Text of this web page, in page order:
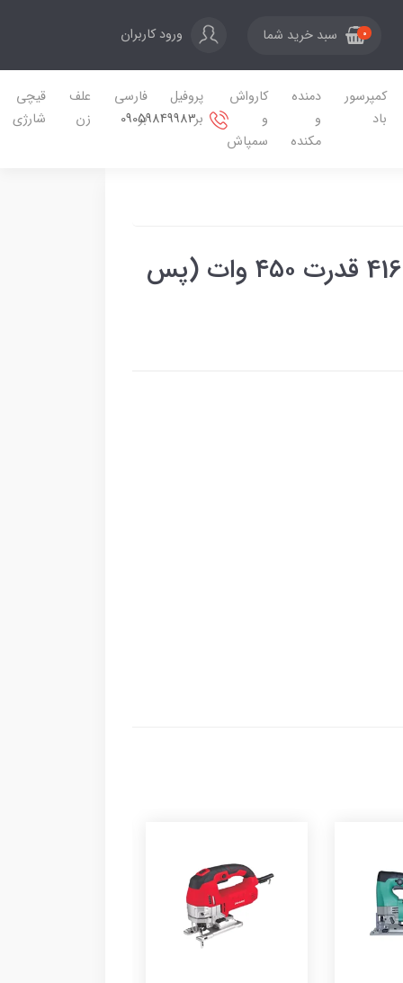
0 سبد خرید شما ورود کاربران
کمپرسور
باد
دمنده
و
مکنده
کارواش
و
سمپاش
پروفیل
بر
فارسی
بر
علف
زن
قیچی
شارژی
09059849983
اره عمودبر رونیکس مدل 4165 قدرت ۴۵۰ وات (پس